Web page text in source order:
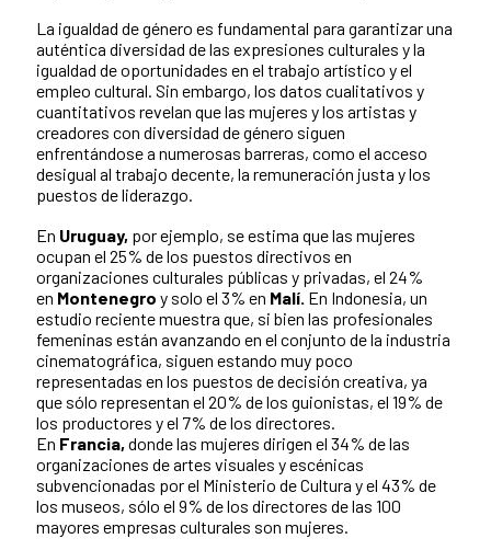
La igualdad de género es fundamental para garantizar una
auténtica diversidad de las expresiones culturales y la
igualdad de oportunidades en el trabajo artístico y el
empleo cultural. Sin embargo, los datos cualitativos y
cuantitativos revelan que las mujeres y los artistas y
creadores con diversidad de género siguen
enfrentándose a numerosas barreras, como el acceso
desigual al trabajo decente, la remuneración justa y los
puestos de liderazgo.
En Uruguay, por ejemplo, se estima que las mujeres
ocupan el 25% de los puestos directivos en
organizaciones culturales públicas y privadas, el 24%
en Montenegro y solo el 3% en Malí. En Indonesia, un
estudio reciente muestra que, si bien las profesionales
femeninas están avanzando en el conjunto de la industria
cinematográfica, siguen estando muy poco
representadas en los puestos de decisión creativa, ya
que sólo representan el 20% de los guionistas, el 19% de
los productores y el 7% de los directores.
En Francia, donde las mujeres dirigen el 34% de las
organizaciones de artes visuales y escénicas
subvencionadas por el Ministerio de Cultura y el 43% de
los museos, sólo el 9% de los directores de las 100
mayores empresas culturales son mujeres.